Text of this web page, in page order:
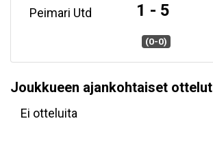
Peimari Utd 1 - 5
(0-0)
Joukkueen ajankohtaiset ottelut
Ei otteluita